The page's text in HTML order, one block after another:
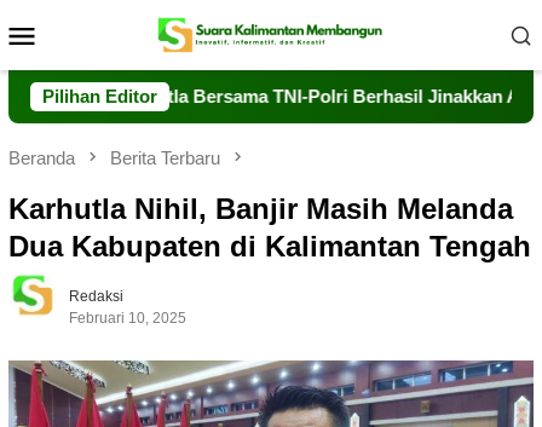
ke
Mobile
Pilihan EditorBersama TNI-Polri Berhasil Jinakkan Api di Timpah
Beranda Berita Terbaru
Karhutla Nihil, Banjir Masih Melanda
Dua Kabupaten di Kalimantan Tengah
Redaksi
Februari 10, 2025